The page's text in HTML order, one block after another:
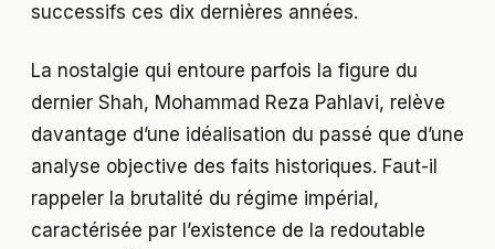
successifs ces dix dernières années.
La nostalgie qui entoure parfois la figure du
dernier Shah, Mohammad Reza Pahlavi, relève
davantage d’une idéalisation du passé que d’une
analyse objective des faits historiques. Faut-il
rappeler la brutalité du régime impérial,
caractérisée par l’existence de la redoutable